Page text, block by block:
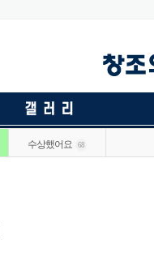
수상했어요 68